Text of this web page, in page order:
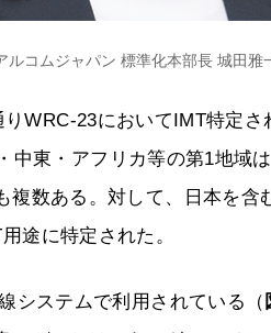
ルコムジャパン 標準化本部長 城田雅
WRC-23においてIMT特定さ
中東・アフリカ等の第1地域
数ある。対して、日本を含
途に特定された。
システムで利用されている（